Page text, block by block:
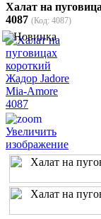
Халат на
4087 (Код: 4087)
Увеличить
изображение